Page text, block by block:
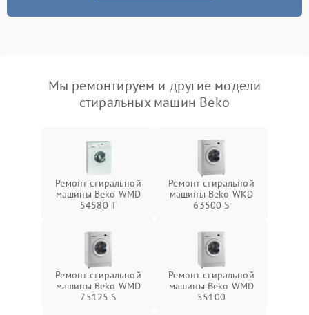
Мы ремонтируем и другие модели
стиральных машин Beko
Ремонт стиральной
машины Beko WMD
54580 T
Ремонт стиральной
машины Beko WKD
63500 S
Ремонт стиральной
машины Beko WMD
75125 S
Ремонт стиральной
машины Beko WMD
55100